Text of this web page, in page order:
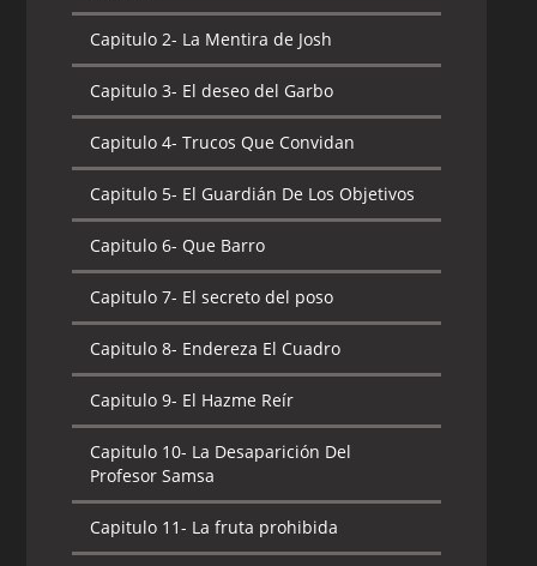
Capitulo 2- La Mentira de Josh
Capitulo 3- El deseo del Garbo
Capitulo 4- Trucos Que Convidan
Capitulo 5- El Guardián De Los Objetivos
Capitulo 6- Que Barro
Capitulo 7- El secreto del poso
Capitulo 8- Endereza El Cuadro
Capitulo 9- El Hazme Reír
Capitulo 10- La Desaparición Del
Profesor Samsa
Capitulo 11- La fruta prohibida